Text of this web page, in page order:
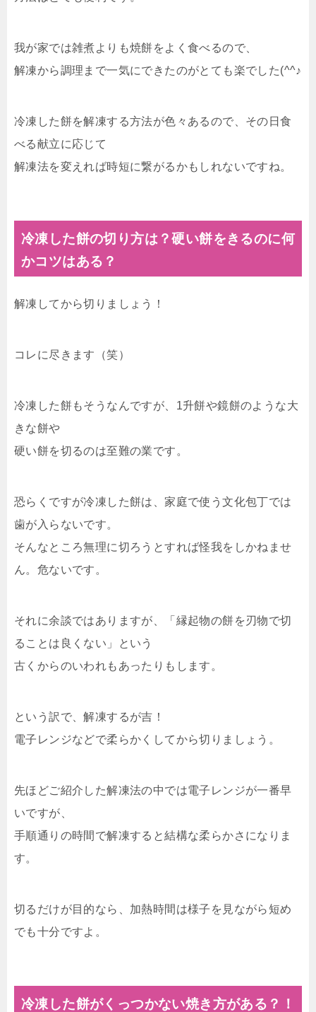
我が家では雑煮よりも焼餅をよく食べるので、
解凍から調理まで一気にできたのがとても楽でした(^^♪
冷凍した餅を解凍する方法が色々あるので、その日食
べる献立に応じて
解凍法を変えれば時短に繋がるかもしれないですね。
冷凍した餅の切り方は？硬い餅をきるのに何
かコツはある？
解凍してから切りましょう！
コレに尽きます（笑）
冷凍した餅もそうなんですが、1升餅や鏡餅のような大
きな餅や
硬い餅を切るのは至難の業です。
恐らくですが冷凍した餅は、家庭で使う文化包丁では
歯が入らないです。
そんなところ無理に切ろうとすれば怪我をしかねませ
ん。危ないです。
それに余談ではありますが、「縁起物の餅を刃物で切
ることは良くない」という
古くからのいわれもあったりもします。
という訳で、解凍するが吉！
電子レンジなどで柔らかくしてから切りましょう。
先ほどご紹介した解凍法の中では電子レンジが一番早
いですが、
手順通りの時間で解凍すると結構な柔らかさになりま
す。
切るだけが目的なら、加熱時間は様子を見ながら短め
でも十分ですよ。
冷凍した餅がくっつかない焼き方がある？！